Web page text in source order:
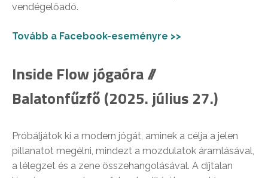
vendégelőadó.
Tovább a Facebook-eseményre >>
Inside Flow jógaóra //
Balatonfűzfő (2025. július 27.)
Próbáljátok ki a modern jógát, aminek a célja a jelen
pillanatot megélni, mindezt a mozdulatok áramlásával,
a lélegzet és a zene összehangolásával. A díjtalan